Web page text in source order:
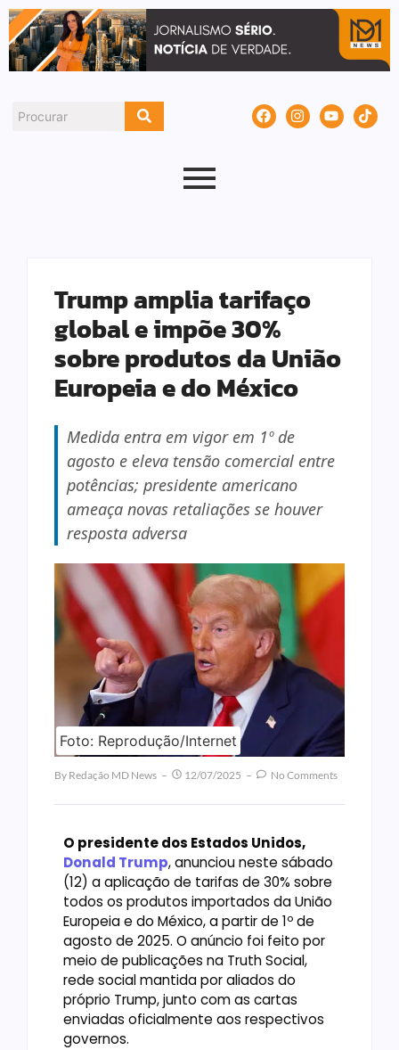
Trump amplia tarifaço
global e impõe 30%
sobre produtos da União
Europeia e do México
Medida entra em vigor em 1º de
agosto e eleva tensão comercial entre
potências; presidente americano
ameaça novas retaliações se houver
resposta adversa
Foto: Reprodução/Internet
By Redação MD News 12/07/2025 No Comments
O presidente dos Estados Unidos,
Donald Trump, anunciou neste sábado
(12) a aplicação de tarifas de 30% sobre
todos os produtos importados da União
Europeia e do México, a partir de 1º de
agosto de 2025. O anúncio foi feito por
meio de publicações na Truth Social,
rede social mantida por aliados do
próprio Trump, junto com as cartas
enviadas oficialmente aos respectivos
governos.